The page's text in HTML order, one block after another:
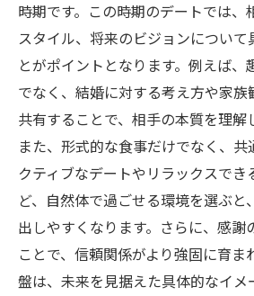
時期です。この時期のデートでは
スタイル、将来のビジョンについ
とがポイントとなります。例えば
でなく、結婚に対する考え方や家
共有することで、相手の本質を理解
また、形式的な食事だけでなく、
クティブなデートやリラックスで
ど、自然体で過ごせる環境を選ぶと
出しやすくなります。さらに、感謝
ことで、信頼関係がより強固に育ま
盤は、未来を見据えた具体的なイ